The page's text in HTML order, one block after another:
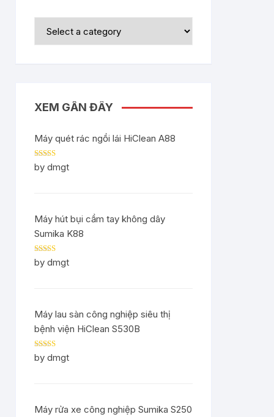
XEM GẦN ĐÂY
Máy quét rác ngồi lái HiClean A88
Rated5out
of 5
by dmgt
Máy hút bụi cầm tay không dây
Sumika K88
Rated5out
of 5
by dmgt
Máy lau sàn công nghiệp siêu thị
bệnh viện HiClean S530B
Rated5out
of 5
by dmgt
Máy rửa xe công nghiệp Sumika S250